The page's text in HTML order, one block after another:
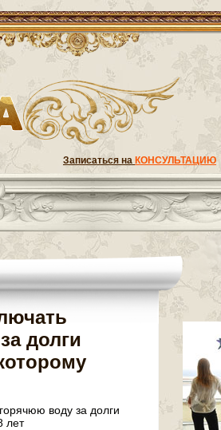
Записаться на КОНСУЛЬТАЦИЮ
долги
воду за долги
лет